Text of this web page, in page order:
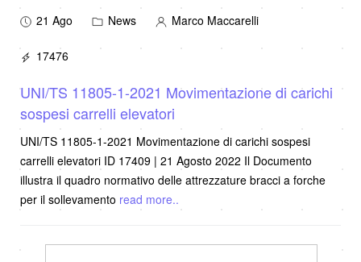
21 Ago News Marco Maccarelli
17476
UNI/TS 11805-1-2021 Movimentazione di carichi
sospesi carrelli elevatori
UNI/TS 11805-1-2021 Movimentazione di carichi sospesi
carrelli elevatori ID 17409 | 21 Agosto 2022 Il Documento
illustra il quadro normativo delle attrezzature bracci a forche
per il sollevamento read more..